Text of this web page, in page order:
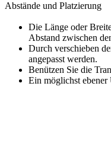
Abstände und Platzierung
Die Länge oder
Abstand zwischen
Durch verschieben
angepasst werden.
Benützen Sie die
Ein möglichst ebener